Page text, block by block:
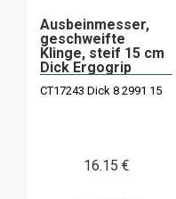
Ausbeinmesser,
geschweifte
Klinge, steif 15 cm
Dick Ergogrip
CT17243 Dick 8 2991 15
16.15 €